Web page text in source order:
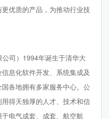
优质的产品，为推动行业技
司）1994年诞生于清华大
息化软件开发、系统集成及
各地拥有多家服务中心。公
得天独厚的人才、技术和信
电气成套、成套、航空航